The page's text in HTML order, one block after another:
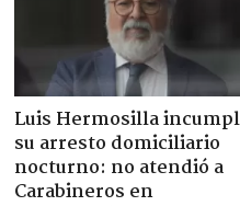
Luis Hermosilla
su arresto domiciliario
nocturno: no atendió a
Carabineros en